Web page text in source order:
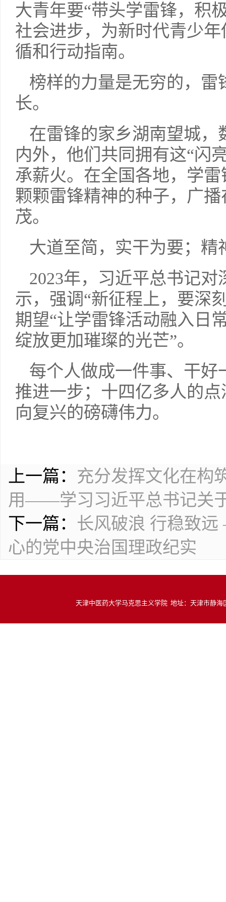
大青年要“带头学雷锋，积
社会进步，为新时代青少
循和行动指南。
榜样的力量是无穷的，
长。
在雷锋的家乡湖南望城，
内外，他们共同拥有这“闪
承薪火。在全国各地，学
颗颗雷锋精神的种子，广
茂。
大道至简，实干为要；精
2023年，习近平总书记
示，强调“新征程上，要深
期望“让学雷锋活动融入日
绽放更加璀璨的光芒”。
每个人做成一件事、干
推进一步；十四亿多人的
向复兴的磅礴伟力。
上一篇： 充分发挥文化在构
用——学习习近平总书记关
下一篇： 长风破浪 行稳致
心的党中央治国理政纪实
天津中医药大学马克思主义学院 地址：天津市静